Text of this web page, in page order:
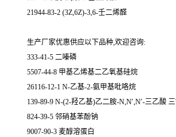
21944-83-2 (3Z,6Z)-3,6-壬二烯醛
生产厂家优惠供应以下品种,欢迎咨询:
333-41-5 二嗪磷
5507-44-8 甲基乙烯基二乙氧基硅烷
26116-12-1 N-乙基-2-氨甲基吡咯烷
139-89-9 N-(2-羟乙基)乙二胺-N,N′,N′-三乙酸
824-39-5 邻硝基苯酚钠
9007-90-3 麦醇溶蛋白